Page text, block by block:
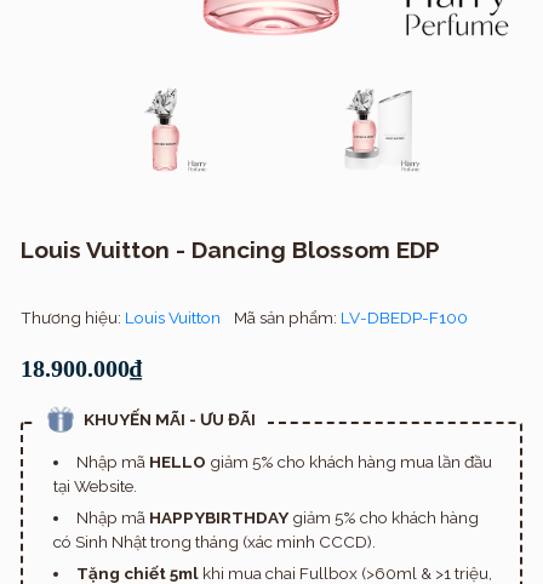
Louis Vuitton - Dancing Blossom EDP
Thương hiệu: Louis Vuitton Mã sản phẩm: LV-DBEDP-F100
18.900.000₫
KHUYẾN MÃI - ƯU ĐÃI
Nhập mã HELLO giảm 5% cho khách hàng mua lần đầu
tại Website.
Nhập mã HAPPYBIRTHDAYgiảm 5% cho khách hàng
có Sinh Nhật trong tháng (xác minh CCCD).
Tặng chiết 5mlkhi mua chai Fullbox (>60ml & >1 triệu,